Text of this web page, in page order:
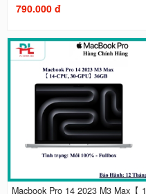
790.000 đ
Macbook Pro 14 2023 M3 Max【 1